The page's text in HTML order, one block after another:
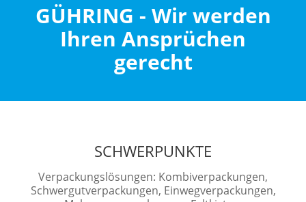
GÜHRING - Wir werden
Ihren Ansprüchen
gerecht
SCHWERPUNKTE
Verpackungslösungen: Kombiverpackungen,
Schwergutverpackungen, Einwegverpackungen,